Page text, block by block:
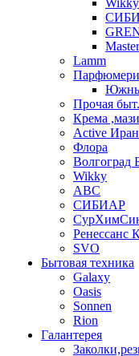
Wikky
Lamm
Прочая
Крема ,мази
Аctive Иран
Флора
Волгоград
Wikky
АВС
СИБИАР
Ренессанс
SVO
Бытовая техника
Galaxy
Oasis
Sonnen
Rion
Галантерея